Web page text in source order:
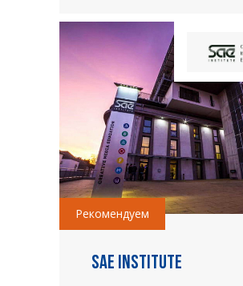
Рекомендуем
SAE Institute